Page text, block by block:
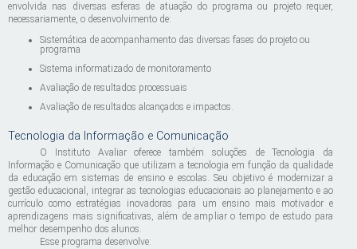
envolvida nas diversas esferas de atuação do programa ou projeto requer,
necessariamente, o desenvolvimento de:
Sistemática de acompanhamento das diversas fases do projeto ou
programa
Sistema informatizado de monitoramento
Avaliação de resultados processuais
Avaliação de resultados alcançados e impactos.
Tecnologia da Informação e Comunicação
O Instituto Avaliar oferece também soluções de Tecnologia da
Informação e Comunicação que utilizam a tecnologia em função da qualidade
da educação em sistemas de ensino e escolas. Seu objetivo é modernizar a
gestão educacional, integrar as tecnologias educacionais ao planejamento e ao
currículo como estratégias inovadoras para um ensino mais motivador e
aprendizagens mais significativas, além de ampliar o tempo de estudo para
melhor desempenho dos alunos.
Esse programa desenvolve: